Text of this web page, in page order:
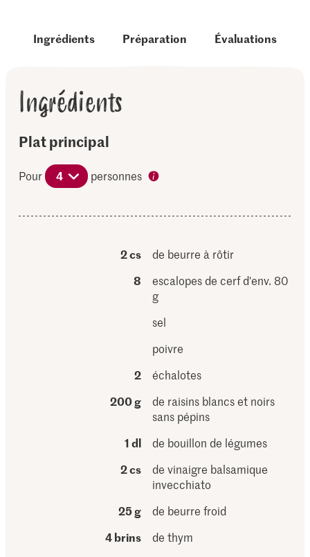
Ingrédients Préparation Évaluations
Ingrédients
Plat principal
Pour 4 personnes
2 cs
de beurre à rôtir
8
escalopes de cerf d'env. 80
g
sel
poivre
2
échalotes
200 g
de raisins blancs et noirs
sans pépins
1 dl
de bouillon de légumes
2 cs
de vinaigre balsamique
invecchiato
25 g
de beurre froid
4 brins
de thym